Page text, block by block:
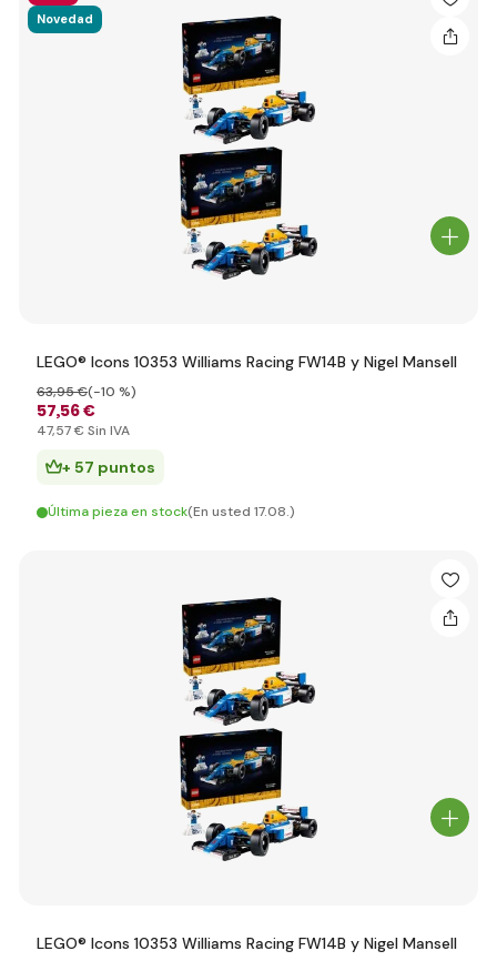
Novedad
LEGO® Icons 10353 Williams Racing FW14B y Nigel Mansell
57,56 €
63,95 €(-10 %)
47,57 € Sin IVA
+ 57 puntos
Última pieza en stock(En usted 17.08.)
LEGO® Icons 10353 Williams Racing FW14B y Nigel Mansell